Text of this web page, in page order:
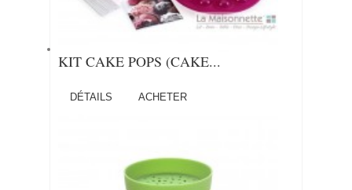
KIT CAKE POPS (CAKE...
DÉTAILS ACHETER